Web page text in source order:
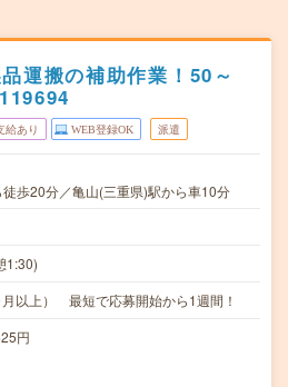
運搬の補助作業！50～
給あり WEB登録OK 派遣
歩20分／亀山(三重県)駅から車10分
1:30)
以上） 最短で応募開始から1週間！
円